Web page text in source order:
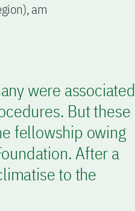
am
were associated
But these
fellowship owing
After a
to the